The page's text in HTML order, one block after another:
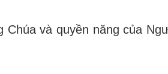
và quyền năng của